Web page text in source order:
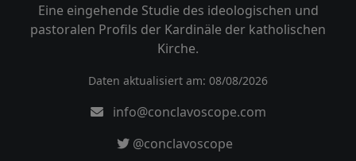
Eine eingehende Studie des ideologischen und
pastoralen Profils der Kardinäle der katholischen
Kirche.
Daten aktualisiert am: 08/08/2026
info@conclavoscope.com
@conclavoscope